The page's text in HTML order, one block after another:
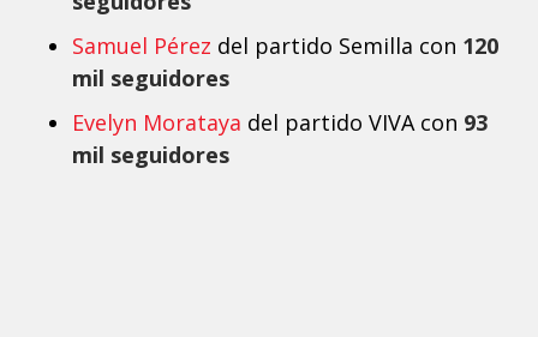
Samuel Pérez del partido Semilla con 120
mil seguidores
Evelyn Morataya del partido VIVA con 93
mil seguidores